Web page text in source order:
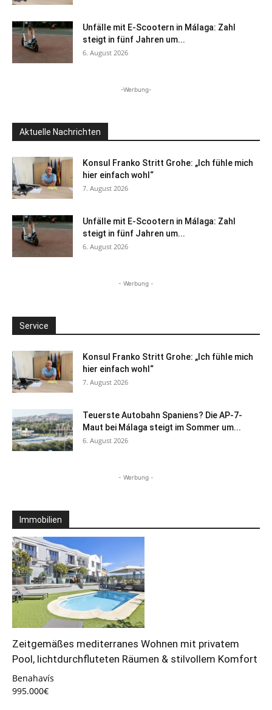
Unfälle mit E-Scootern in Málaga: Zahl
steigt in fünf Jahren um...
6. August 2026
-Werbung-
Aktuelle Nachrichten
Konsul Franko Stritt Grohe: „Ich fühle mich
hier einfach wohl“
7. August 2026
Unfälle mit E-Scootern in Málaga: Zahl
steigt in fünf Jahren um...
6. August 2026
- Werbung -
Service
Konsul Franko Stritt Grohe: „Ich fühle mich
hier einfach wohl“
7. August 2026
Teuerste Autobahn Spaniens? Die AP-7-
Maut bei Málaga steigt im Sommer um...
6. August 2026
- Werbung -
Immobilien
Zeitgemäßes mediterranes Wohnen mit privatem
Pool, lichtdurchfluteten Räumen & stilvollem Komfort
Benahavís
995.000€